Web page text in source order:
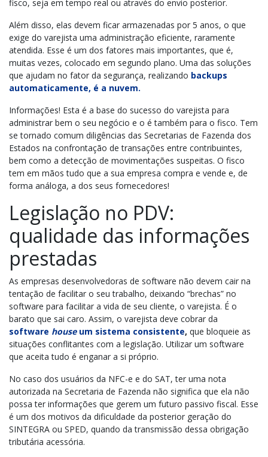
fisco, seja em tempo real ou através do envio posterior.
Além disso, elas devem ficar armazenadas por 5 anos, o que
exige do varejista uma administração eficiente, raramente
atendida. Esse é um dos fatores mais importantes, que é,
muitas vezes, colocado em segundo plano. Uma das soluções
que ajudam no fator da segurança, realizando backups
automaticamente, é a nuvem.
Informações! Esta é a base do sucesso do varejista para
administrar bem o seu negócio e o é também para o fisco. Tem
se tornado comum diligências das Secretarias de Fazenda dos
Estados na confrontação de transações entre contribuintes,
bem como a detecção de movimentações suspeitas. O fisco
tem em mãos tudo que a sua empresa compra e vende e, de
forma análoga, a dos seus fornecedores!
Legislação no PDV:
qualidade das informações
prestadas
As empresas desenvolvedoras de software não devem cair na
tentação de facilitar o seu trabalho, deixando “brechas” no
software para facilitar a vida de seu cliente, o varejista. É o
barato que sai caro. Assim, o varejista deve cobrar da
software houseum sistema consistente, que bloqueie as
situações conflitantes com a legislação. Utilizar um software
que aceita tudo é enganar a si próprio.
No caso dos usuários da NFC-e e do SAT, ter uma nota
autorizada na Secretaria de Fazenda não significa que ela não
possa ter informações que gerem um futuro passivo fiscal. Esse
é um dos motivos da dificuldade da posterior geração do
SINTEGRA ou SPED, quando da transmissão dessa obrigação
tributária acessória.